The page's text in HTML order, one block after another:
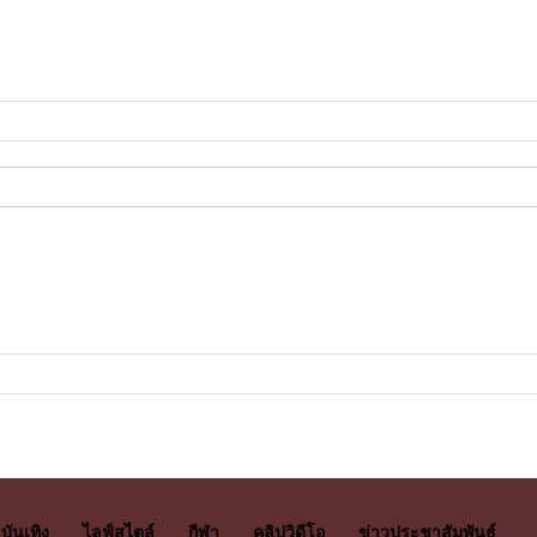
บันเทิง ไลฟ์สไตล์ กีฬา คลิปวิดีโอ ข่าวประชาสัมพันธ์